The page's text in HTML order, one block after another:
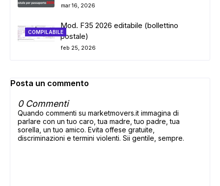
mar 16, 2026
COMPILABILE
Mod. F35 2026 editabile (bollettino
postale)
feb 25, 2026
Posta un commento
0 Commenti
Quando commenti su marketmovers.it immagina di
parlare con un tuo caro, tua madre, tuo padre, tua
sorella, un tuo amico. Evita offese gratuite,
discriminazioni e termini violenti. Sii gentile, sempre.